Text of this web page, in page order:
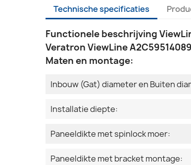
Technische specificaties
Functionele beschrijving
Veratron ViewLine
Maten en montage:
Inbouw (Gat) diameter en Buiten
Installatie diepte:
Paneeldikte met spinlock moer:
Paneeldikte met bracket montage: